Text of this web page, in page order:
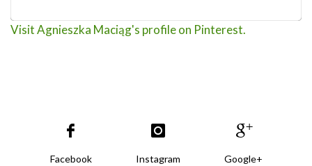
Visit Agnieszka Maciąg's profile on Pinterest.
Facebook Instagram Google+